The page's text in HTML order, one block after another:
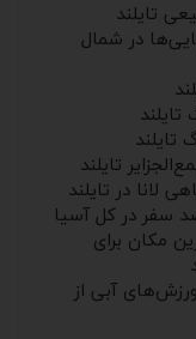
تایلند
در شمال
تایلند
لانا در تایلند
سفر در کل آسیا
مکان برای
آبی از